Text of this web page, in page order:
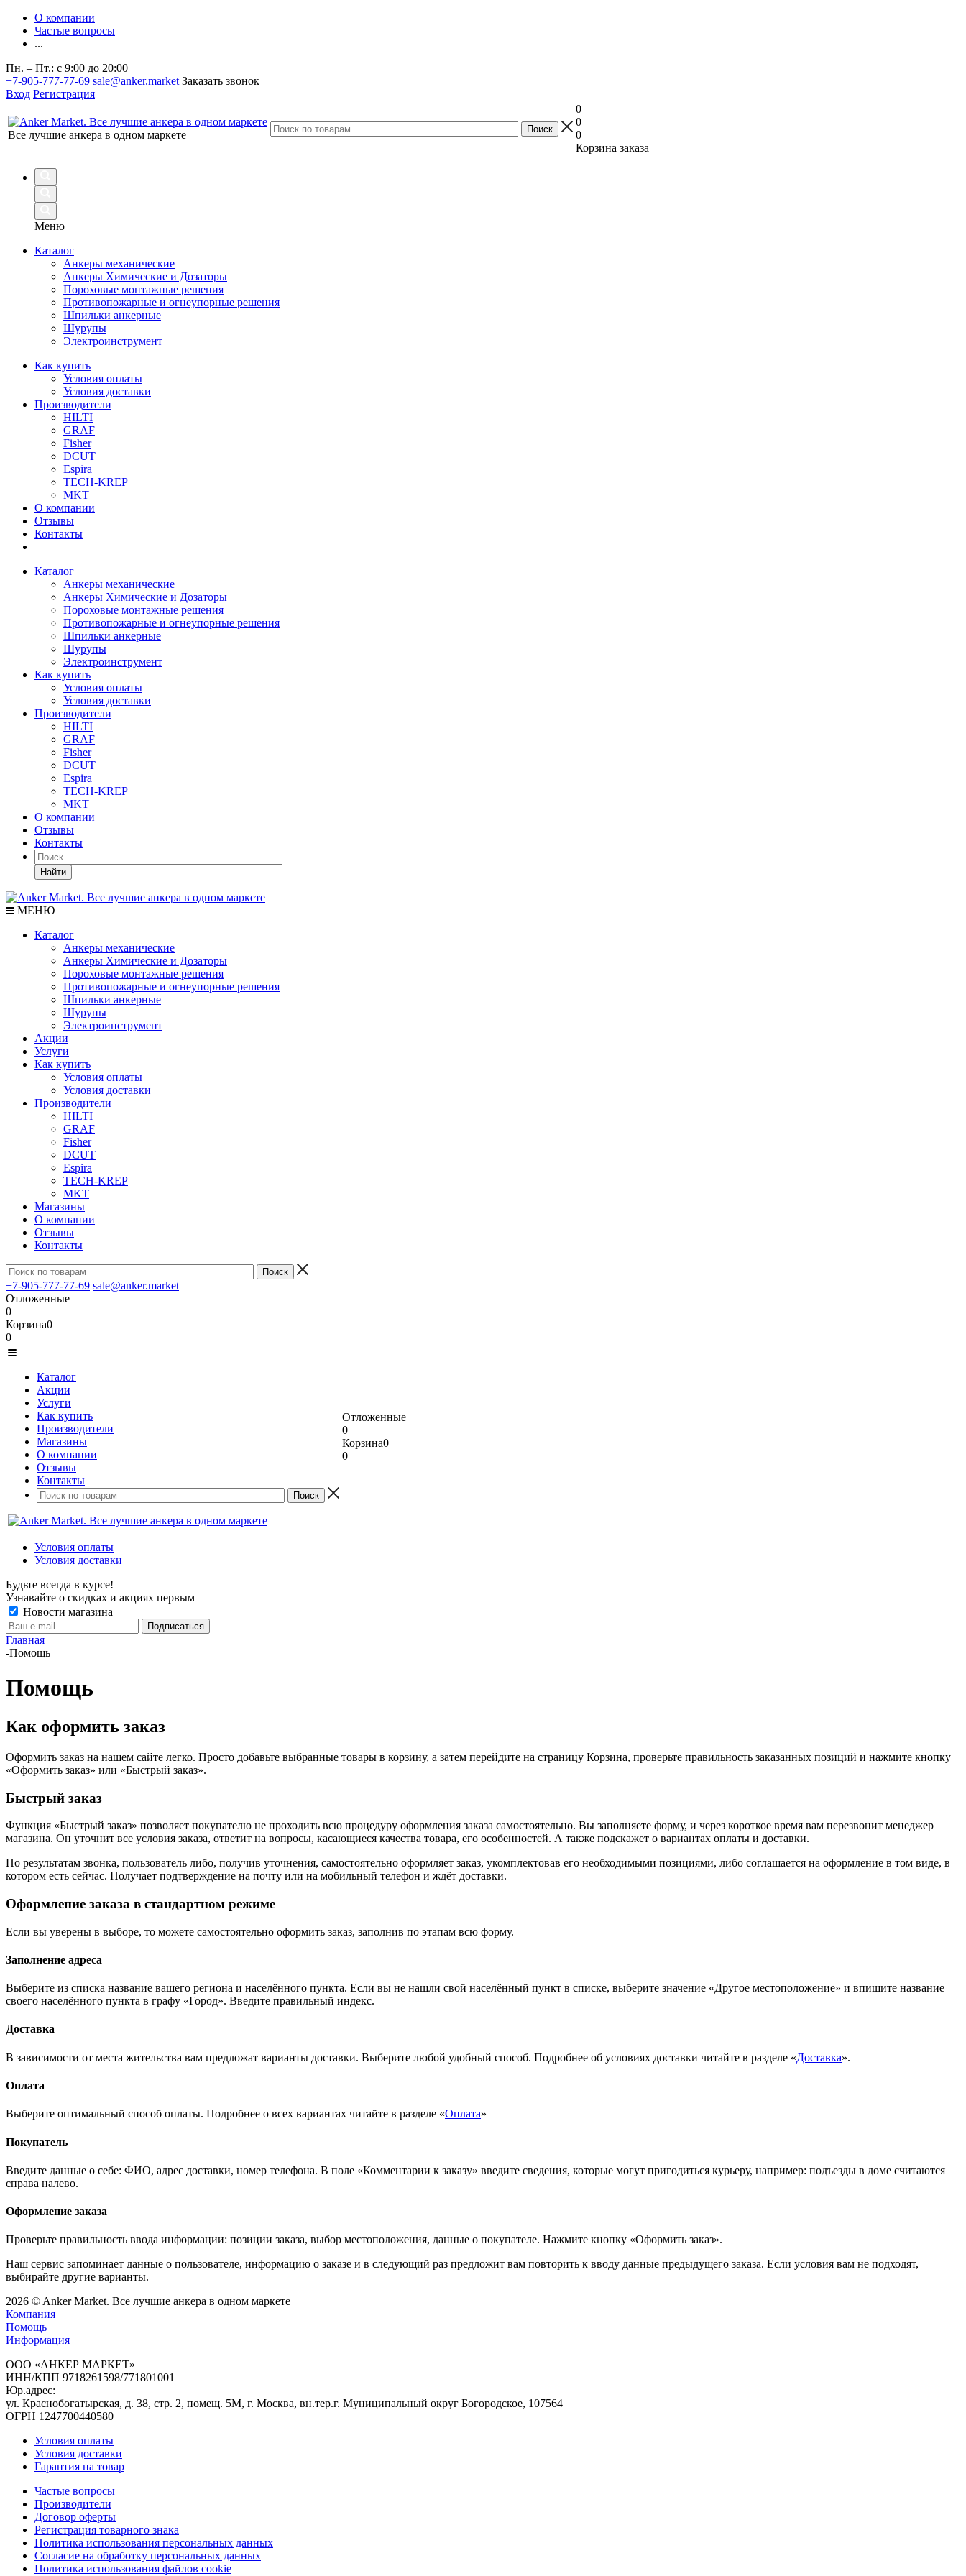
О компании
Частые вопросы
...
Пн. – Пт.: с 9:00 до 20:00
+7-905-777-77-69 sale@anker.market Заказать звонок
Вход Регистрация
Все лучшие анкера в одном маркете
0
0
0
Корзина заказа
Меню
Каталог
Анкеры механические
Анкеры Химические и Дозаторы
Пороховые монтажные решения
Противопожарные и огнеупорные решения
Шпильки анкерные
Шурупы
Электроинструмент
Как купить
Условия оплаты
Условия доставки
Производители
HILTI
GRAF
Fisher
DCUT
Espira
TECH-KREP
MKT
О компании
Отзывы
Контакты
Каталог
Анкеры механические
Анкеры Химические и Дозаторы
Пороховые монтажные решения
Противопожарные и огнеупорные решения
Шпильки анкерные
Шурупы
Электроинструмент
Как купить
Условия оплаты
Условия доставки
Производители
HILTI
GRAF
Fisher
DCUT
Espira
TECH-KREP
MKT
О компании
Отзывы
Контакты
Найти
МЕНЮ
Каталог
Анкеры механические
Анкеры Химические и Дозаторы
Пороховые монтажные решения
Противопожарные и огнеупорные решения
Шпильки анкерные
Шурупы
Электроинструмент
Акции
Услуги
Как купить
Условия оплаты
Условия доставки
Производители
HILTI
GRAF
Fisher
DCUT
Espira
TECH-KREP
MKT
Магазины
О компании
Отзывы
Контакты
+7-905-777-77-69 sale@anker.market
Отложенные
0
Корзина0
0
Каталог
Акции
Услуги
Как купить
Производители
Магазины
О компании
Отзывы
Контакты
Отложенные
0
Корзина0
0
Условия оплаты
Условия доставки
Будьте всегда в курсе!
Узнавайте о скидках и акциях первым
Новости магазина
Главная
-Помощь
Помощь
Как оформить заказ
Оформить заказ на нашем сайте легко. Просто добавьте выбранные товары в корзину, а затем перейдите на страницу Корзина, проверьте правильность заказанных позиций и нажмите кнопку
«Оформить заказ» или «Быстрый заказ».
Быстрый заказ
Функция «Быстрый заказ» позволяет покупателю не проходить всю процедуру оформления заказа самостоятельно. Вы заполняете форму, и через короткое время вам перезвонит менеджер
магазина. Он уточнит все условия заказа, ответит на вопросы, касающиеся качества товара, его особенностей. А также подскажет о вариантах оплаты и доставки.
По результатам звонка, пользователь либо, получив уточнения, самостоятельно оформляет заказ, укомплектовав его необходимыми позициями, либо соглашается на оформление в том виде, в
котором есть сейчас. Получает подтверждение на почту или на мобильный телефон и ждёт доставки.
Оформление заказа в стандартном режиме
Если вы уверены в выборе, то можете самостоятельно оформить заказ, заполнив по этапам всю форму.
Заполнение адреса
Выберите из списка название вашего региона и населённого пункта. Если вы не нашли свой населённый пункт в списке, выберите значение «Другое местоположение» и впишите название
своего населённого пункта в графу «Город». Введите правильный индекс.
Доставка
В зависимости от места жительства вам предложат варианты доставки. Выберите любой удобный способ. Подробнее об условиях доставки читайте в разделе «Доставка».
Оплата
Выберите оптимальный способ оплаты. Подробнее о всех вариантах читайте в разделе «Оплата»
Покупатель
Введите данные о себе: ФИО, адрес доставки, номер телефона. В поле «Комментарии к заказу» введите сведения, которые могут пригодиться курьеру, например: подъезды в доме считаются
справа налево.
Оформление заказа
Проверьте правильность ввода информации: позиции заказа, выбор местоположения, данные о покупателе. Нажмите кнопку «Оформить заказ».
Наш сервис запоминает данные о пользователе, информацию о заказе и в следующий раз предложит вам повторить к вводу данные предыдущего заказа. Если условия вам не подходят,
выбирайте другие варианты.
2026 © Anker Market. Все лучшие анкера в одном маркете
Компания
Помощь
Информация
ООО «АНКЕР МАРКЕТ»
ИНН/КПП 9718261598/771801001
Юр.адрес:
ул. Краснобогатырская, д. 38, стр. 2, помещ. 5М, г. Москва, вн.тер.г. Муниципальный округ Богородское, 107564
ОГРН 1247700440580
Условия оплаты
Условия доставки
Гарантия на товар
Частые вопросы
Производители
Договор оферты
Регистрация товарного знака
Политика использования персональных данных
Согласие на обработку персональных данных
Политика использования файлов cookie